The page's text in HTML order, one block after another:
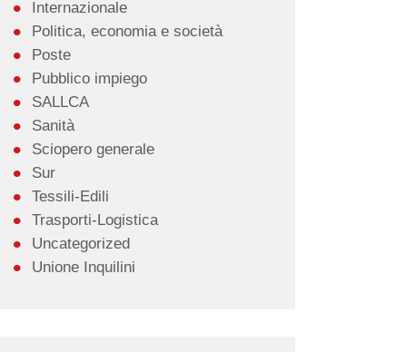
Internazionale
Politica, economia e società
Poste
Pubblico impiego
SALLCA
Sanità
Sciopero generale
Sur
Tessili-Edili
Trasporti-Logistica
Uncategorized
Unione Inquilini